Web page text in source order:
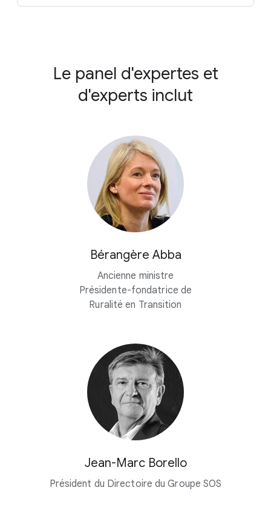
Le panel d'expertes et
d'experts inclut
Bérangère Abba
Ancienne ministre
Présidente-fondatrice de
Ruralité en Transition
Jean-Marc Borello
Président du Directoire du Groupe SOS